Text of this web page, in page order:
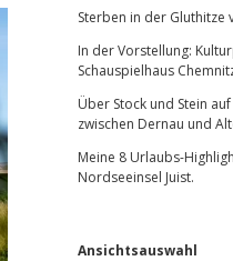
Sterben in der Gluthitze
In der Vorstellung:
Schauspielhaus
Über Stock und Stein
zwischen Dernau und
Meine 8 Urlaubs-
Nordseeinsel Juist.
Ansichtsauswahl